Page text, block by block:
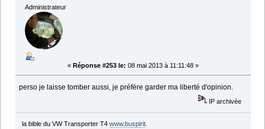
Administrateur
« Réponse #253 le: 08 mai 2013 à 11:11:48 »
perso je laisse tomber aussi, je préfère garder ma liberté d'opinion.
IP archivée
la bible du VW Transporter T4 www.buspirit.